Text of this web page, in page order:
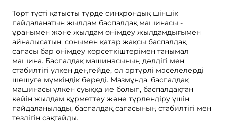
Төрт түсті қатысты түрде синхрондық шіншік
пайдаланатын жылдам баспалдақ машинасы -
ұранымен және жылдам өнімдеу жылдамдығымен
айналысатын, сонымен қатар жақсы баспалдақ
сапасы бар өнімдеу көрсеткіштерімен танымал
машина. Баспалдақ машинасының дәлдігі мен
стабилтігі үлкен деңгейде, ол әртүрлі мәселелерді
шешуге мүмкіндік береді. Мазмұнда, баспалдақ
машинасы үлкен суыққа ие болып, баспалдақтан
кейін жылдам құрметтеу және түрлендіру үшін
пайдаланылады, баспалдақ сапасының стабилтігі мен
тезлігін сақтайды.